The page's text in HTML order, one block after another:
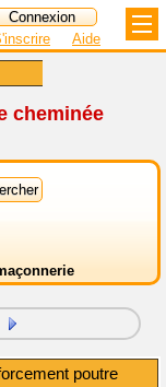
Aide
cheminée
poutre